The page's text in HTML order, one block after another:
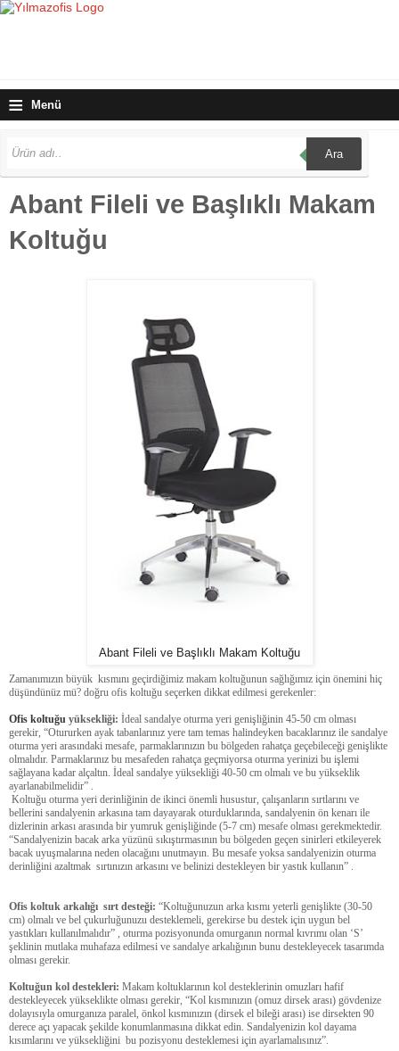
≡ Menü
Ara
Abant Fileli ve Başlıklı Makam
Koltuğu
Abant Fileli ve Başlıklı Makam Koltuğu
Zamanımızın büyük kısmını geçirdiğimiz makam koltuğunun sağlığımız için önemini hiç
düşündünüz mü? doğru ofis koltuğu seçerken dikkat edilmesi gerekenler:
Ofis koltuğu yüksekliği: İdeal sandalye oturma yeri genişliğinin 45-50 cm olması
gerekir, “Otururken ayak tabanlarınız yere tam temas halindeyken bacaklarınız ile sandalye
oturma yeri arasındaki mesafe, parmaklarınızın bu bölgeden rahatça geçebileceği genişlikte
olmalıdır. Parmaklarınız bu mesafeden rahatça geçmiyorsa oturma yerinizi bu işlemi
sağlayana kadar alçaltın. İdeal sandalye yüksekliği 40-50 cm olmalı ve bu yükseklik
ayarlanabilmelidir” .
Koltuğu oturma yeri derinliğinin de ikinci önemli husustur, çalışanların sırtlarını ve
bellerini sandalyenin arkasına tam dayayarak oturduklarında, sandalyenin ön kenarı ile
dizlerinin arkası arasında bir yumruk genişliğinde (5-7 cm) mesafe olması gerekmektedir.
“Sandalyenizin bacak arka yüzünü sıkıştırmasının bu bölgeden geçen sinirleri etkileyerek
bacak uyuşmalarına neden olacağını unutmayın. Bu mesafe yoksa sandalyenizin oturma
derinliğini azaltmak sırtınızın arkasını ve belinizi destekleyen bir yastık kullanın” .
Ofis koltuk arkalığı sırt desteği: “Koltuğunuzun arka kısmı yeterli genişlikte (30-50
cm) olmalı ve bel çukurluğunuzu desteklemeli, gerekirse bu destek için uygun bel
yastıkları kullanılmalıdır” , oturma pozisyonunda omurganın normal kıvrımı olan ‘S’
şeklinin mutlaka muhafaza edilmesi ve sandalye arkalığının bunu destekleyecek tasarımda
olması gerekir.
Koltuğun kol destekleri: Makam koltuklarının kol desteklerinin omuzları hafif
destekleyecek yükseklikte olması gerekir, “Kol kısmınızın (omuz dirsek arası) gövdenize
dolayısıyla omurganıza paralel, önkol kısmınızın (dirsek el bileği arası) ise dirsekten 90
derece açı yapacak şekilde konumlanmasına dikkat edin. Sandalyenizin kol dayama
kısımlarını ve yüksekliğini bu pozisyonu desteklemesi için ayarlamalısınız”.